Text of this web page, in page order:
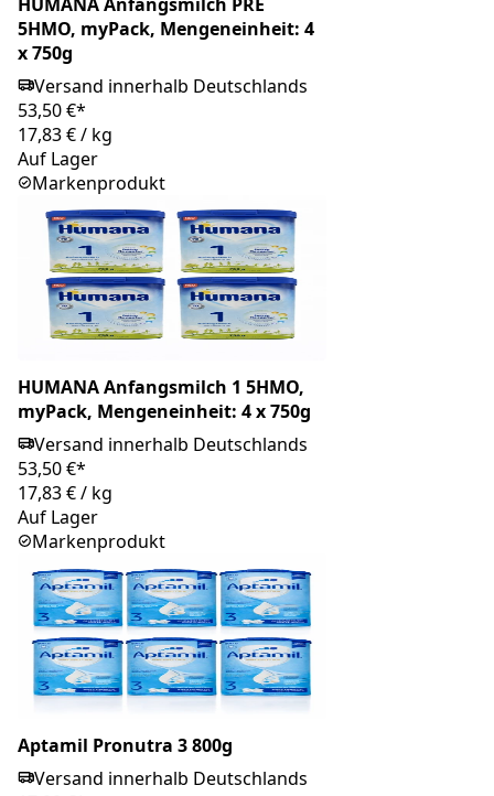
HUMANA Anfangsmilch PRE
5HMO, myPack, Mengeneinheit: 4
x 750g
Versand innerhalb Deutschlands
53,50 €*
17,83 €/ kg
Auf Lager
Markenprodukt
HUMANA Anfangsmilch 1 5HMO,
myPack, Mengeneinheit: 4 x 750g
Versand innerhalb Deutschlands
53,50 €*
17,83 €/ kg
Auf Lager
Markenprodukt
Aptamil Pronutra 3 800g
Versand innerhalb Deutschlands